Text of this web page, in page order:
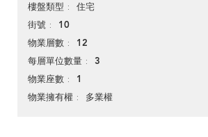
樓盤類型 住宅
街號 10
物業層數 12
每層單位數量 3
物業座數 1
物業擁有權 多業權